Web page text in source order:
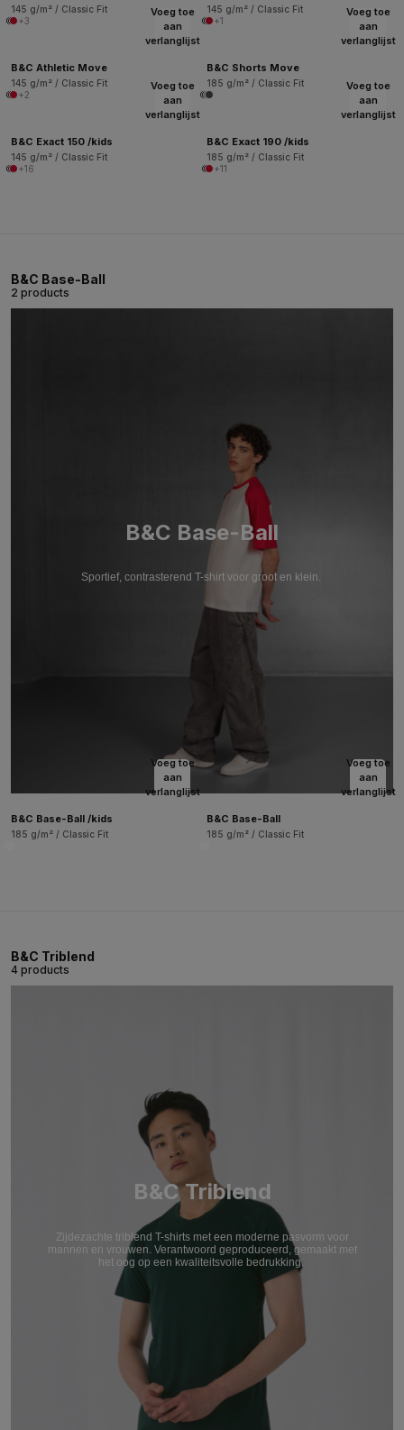
145 g/m² / Classic Fit
+3
145 g/m² / Classic Fit
+1
Voeg toe
aan
verlanglijst
B&C Athletic Move
145 g/m² / Classic Fit
+2
Voeg toe
aan
verlanglijst
B&C Shorts Move
185 g/m² / Classic Fit
Voeg toe
aan
verlanglijst
B&C Exact 150 /kids
145 g/m² / Classic Fit
+16
Voeg toe
aan
verlanglijst
B&C Exact 190 /kids
185 g/m² / Classic Fit
+11
B&C Base-Ball
2 products
B&C Base-Ball
Sportief, contrasterend T-shirt voor groot en klein.
Voeg toe
aan
verlanglijst
B&C Base-Ball /kids
185 g/m² / Classic Fit
Voeg toe
aan
verlanglijst
B&C Base-Ball
185 g/m² / Classic Fit
B&C Triblend
4 products
B&C Triblend
Zijdezachte triblend T-shirts met een moderne pasvorm voor
mannen en vrouwen. Verantwoord geproduceerd, gemaakt met
het oog op een kwaliteitsvolle bedrukking.